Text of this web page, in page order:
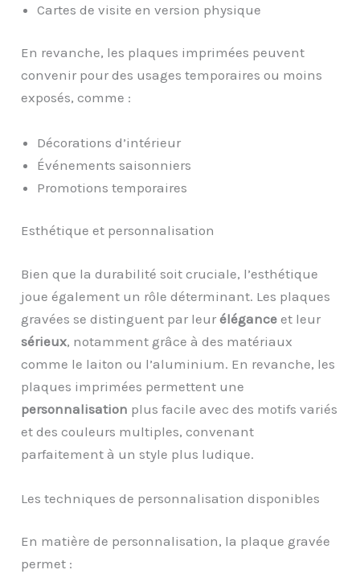
Cartes de visite en version physique
En revanche, les plaques imprimées peuvent
convenir pour des usages temporaires ou moins
exposés, comme :
Décorations d’intérieur
Événements saisonniers
Promotions temporaires
Esthétique et personnalisation
Bien que la durabilité soit cruciale, l’esthétique
joue également un rôle déterminant. Les plaques
gravées se distinguent par leurélégance et leur
sérieux, notamment grâce à des matériaux
comme le laiton ou l’aluminium. En revanche, les
plaques imprimées permettent une
personnalisation plus facile avec des motifs variés
et des couleurs multiples, convenant
parfaitement à un style plus ludique.
Les techniques de personnalisation disponibles
En matière de personnalisation, la plaque gravée
permet :